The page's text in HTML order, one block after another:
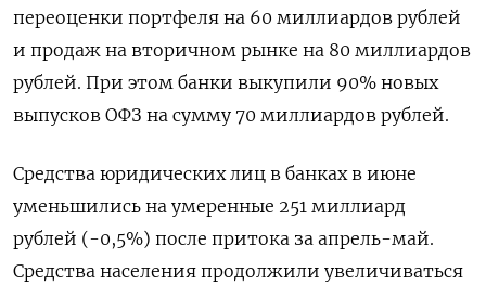
переоценки портфеля на 60 миллиардов рублей
и продаж на вторичном рынке на 80 миллиардов
рублей. При этом банки выкупили 90% новых
выпусков ОФЗ на сумму 70 миллиардов рублей.
Средства юридических лиц в банках в июне
уменьшились на умеренные 251 миллиард
рублей (-0,5%) после притока за апрель-май.
Средства населения продолжили увеличиваться